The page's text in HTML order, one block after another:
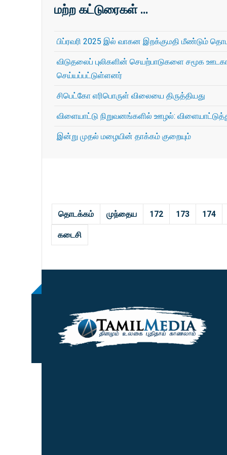
மற்ற கட்டுரைகள் …
பிப்ரவரி 2025 இல் வாகன இறக்குமதி மீண்டும்
விடுதலைப் புலிகளின் செயற்பாடுகளை சமூக
செய்யப்பட்டுள்ளனர்
சிபெட்கோ எரிபொருள் விலையை திருத்தியது
விளையாட்டு நிறுவனங்களில் ஊழல்:
இன்று முதல் மழையின் தாக்கம் குறையும்
தொடக்கம் முந்தைய 172 173 174
கடைசி